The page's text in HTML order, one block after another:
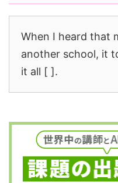
When I heard that
another school, it
it all [ ].